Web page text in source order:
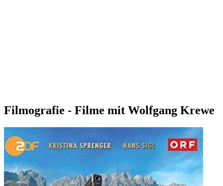
Filmografie - Filme mit Wolfgang Krewe